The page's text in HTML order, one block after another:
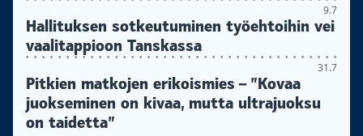
9.7
Hallituksen sotkeutuminen työehtoihin vei
vaalitappioon Tanskassa
31.7
Pitkien matkojen erikoismies – ”Kovaa
juokseminen on kivaa, mutta ultrajuoksu
on taidetta”